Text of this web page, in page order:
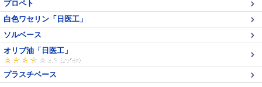
プロペト
白色ワセリン「日医工」
ソルベース
オリブ油「日医工」
プラスチベース